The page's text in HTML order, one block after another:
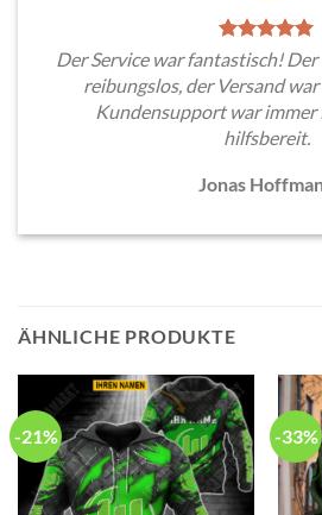
Der Service war fantastisch!
reibungslos, der Versand
Kundensupport war
hilfsbereit.
Jonas
ÄHNLICHE PRODUKTE
-21% -33%